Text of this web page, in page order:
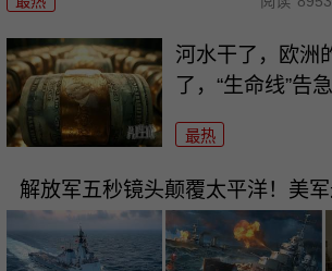
河水干了，欧洲
了，“生命线”告急
最热
解放军五秒镜头颠覆太平洋！美